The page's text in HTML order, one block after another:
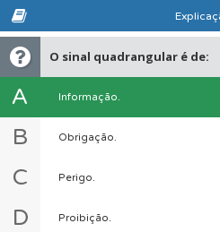
O sinal quadrangular é de:
A Informação.
B Obrigação.
C Perigo.
D Proibição.